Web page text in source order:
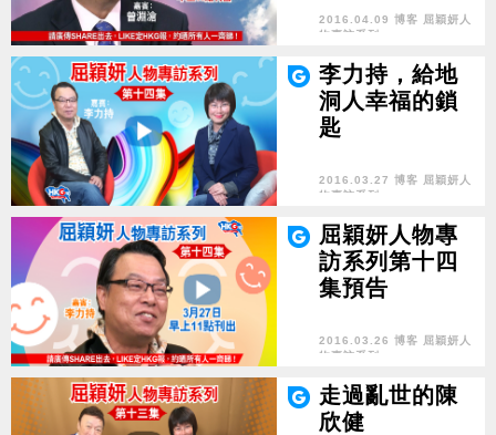
2016.04.09 博客 屈穎妍人
物專訪系列
李力持，給地
洞人幸福的鎖
匙
2016.03.27 博客 屈穎妍人
物專訪系列
屈穎妍人物專
訪系列第十四
集預告
2016.03.26 博客 屈穎妍人
物專訪系列
走過亂世的陳
欣健